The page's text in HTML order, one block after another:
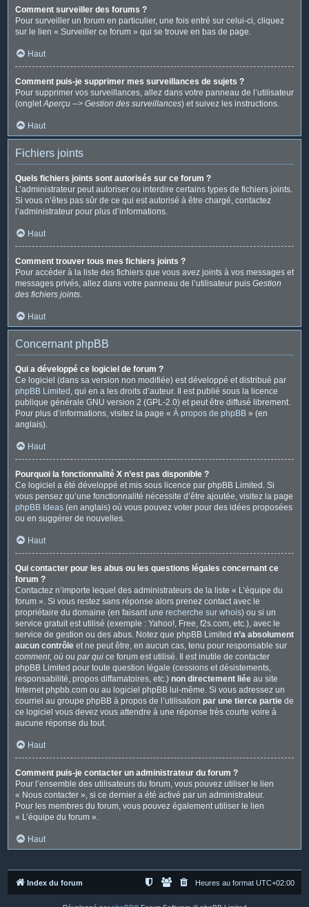
Comment surveiller des forums ?
Pour surveiller un forum en particulier, une fois entré sur celui-ci, cliquez
sur le lien « Surveiller ce forum » qui se trouve en bas de page.
Haut
Comment puis-je supprimer mes surveillances de sujets ?
Pour supprimer vos surveillances, allez dans votre panneau de l’utilisateur
(ongletAperçu --> Gestion des surveillances) et suivez les instructions.
Haut
Fichiers joints
Quels fichiers joints sont autorisés sur ce forum ?
L’administrateur peut autoriser ou interdire certains types de fichiers joints.
Si vous n’êtes pas sûr de ce qui est autorisé à être chargé, contactez
l’administrateur pour plus d’informations.
Haut
Comment trouver tous mes fichiers joints ?
Pour accéder à la liste des fichiers que vous avez joints à vos messages et
messages privés, allez dans votre panneau de l’utilisateur puis Gestion
des fichiers joints.
Haut
Concernant phpBB
Qui a développé ce logiciel de forum ?
Ce logiciel (dans sa version non modifiée) est développé et distribué par
phpBB Limited , qui en a les droits d’auteur. Il est publié sous la licence
publique générale GNU version 2 (GPL-2.0) et peut être diffusé librement.
Pour plus d’informations, visitez la page « À propos de phpBB » (en
anglais).
Haut
Pourquoi la fonctionnalité X n’est pas disponible ?
Ce logiciel a été développé et mis sous licence par phpBB Limited. Si
vous pensez qu’une fonctionnalité nécessite d’être ajoutée, visitez la page
phpBB Ideas (en anglais) où vous pouvez voter pour des idées proposées
ou en suggérer de nouvelles.
Haut
Qui contacter pour les abus ou les questions légales concernant ce
forum ?
Contactez n’importe lequel des administrateurs de la liste « L’équipe du
forum ». Si vous restez sans réponse alors prenez contact avec le
propriétaire du domaine (en faisant une recherche sur whois) ou si un
service gratuit est utilisé (exemple : Yahoo!, Free, f2s.com, etc.), avec le
service de gestion ou des abus. Notez que phpBB Limited n’a absolument
aucun contrôle et ne peut être, en aucun cas, tenu pour responsable sur
comment, où ou par qui ce forum est utilisé. Il est inutile de contacter
phpBB Limited pour toute question légale (cessions et désistements,
responsabilité, propos diffamatoires, etc.) non directement liée au site
Internet phpbb.com ou au logiciel phpBB lui-même. Si vous adressez un
courriel au groupe phpBB à propos de l’utilisation par une tierce partie de
ce logiciel vous devez vous attendre à une réponse très courte voire à
aucune réponse du tout.
Haut
Comment puis-je contacter un administrateur du forum ?
Pour l’ensemble des utilisateurs du forum, vous pouvez utiliser le lien
« Nous contacter », si ce dernier a été activé par un administrateur.
Pour les membres du forum, vous pouvez également utiliser le lien
« L’équipe du forum ».
Haut
Index du forum Heures au format UTC+02:00